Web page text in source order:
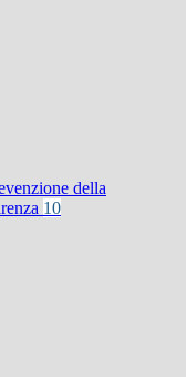
della
10